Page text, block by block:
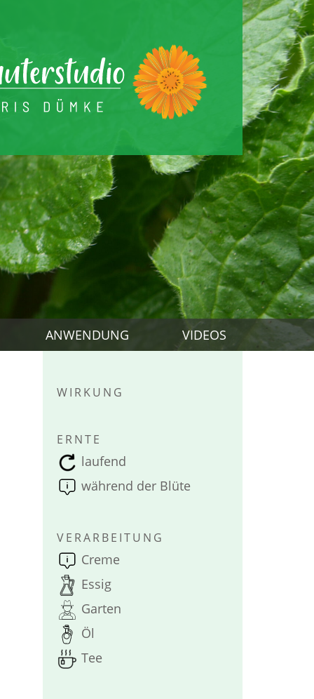
ANWENDUNG VIDEOS
WIRKUNG
ERNTE
laufend
während der Blüte
VERARBEITUNG
Creme
Essig
Garten
Öl
Tee